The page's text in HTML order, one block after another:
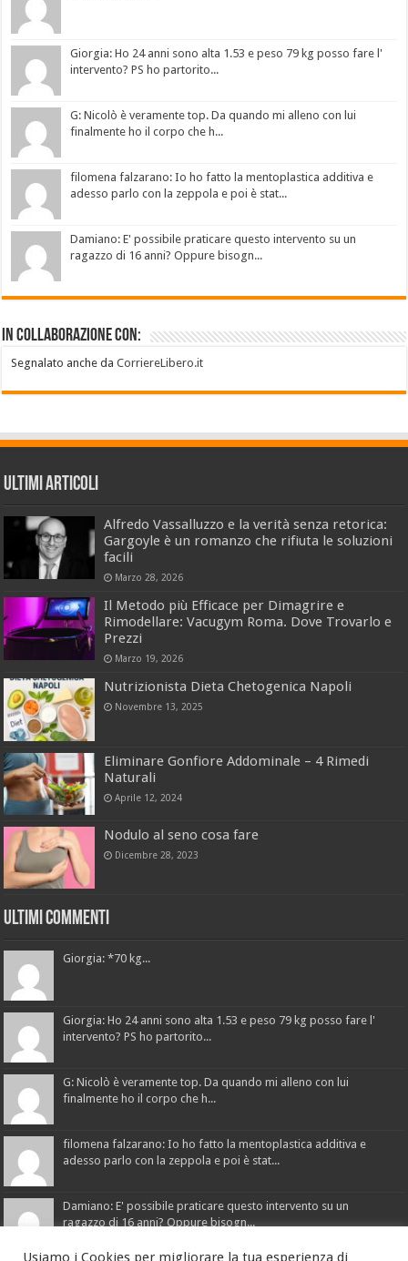
Giorgia: Ho 24 anni sono alta 1.53 e peso 79 kg posso fare l'
intervento? PS ho partorito...
G: Nicolò è veramente top. Da quando mi alleno con lui
finalmente ho il corpo che h...
filomena falzarano: Io ho fatto la mentoplastica additiva e
adesso parlo con la zeppola e poi è stat...
Damiano: E' possibile praticare questo intervento su un
ragazzo di 16 anni? Oppure bisogn...
In collaborazione con:
Segnalato anche daCorriereLibero.it
Ultimi Articoli
Alfredo Vassalluzzo e la verità senza retorica:
Gargoyle è un romanzo che rifiuta le soluzioni
facili
Marzo 28, 2026
Il Metodo più Efficace per Dimagrire e
Rimodellare: Vacugym Roma. Dove Trovarlo e
Prezzi
Marzo 19, 2026
Nutrizionista Dieta Chetogenica Napoli
Novembre 13, 2025
Eliminare Gonfiore Addominale – 4 Rimedi
Naturali
Aprile 12, 2024
Nodulo al seno cosa fare
Dicembre 28, 2023
Ultimi Commenti
Giorgia: *70 kg...
Giorgia: Ho 24 anni sono alta 1.53 e peso 79 kg posso fare l'
intervento? PS ho partorito...
G: Nicolò è veramente top. Da quando mi alleno con lui
finalmente ho il corpo che h...
filomena falzarano: Io ho fatto la mentoplastica additiva e
adesso parlo con la zeppola e poi è stat...
Damiano: E' possibile praticare questo intervento su un
ragazzo di 16 anni? Oppure bisogn...
Usiamo i Cookies per migliorare la tua esperienza di